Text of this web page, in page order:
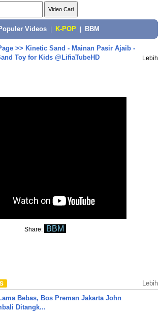
Videos K-POP BBM
>> Kinetic Sand - Mainan Pasir Ajaib -
Toy for Kids @LifiaTubeHD
Lebih
Share: BBM
Lebih
Bebas, Bos Preman Jakarta John
Ditangk...